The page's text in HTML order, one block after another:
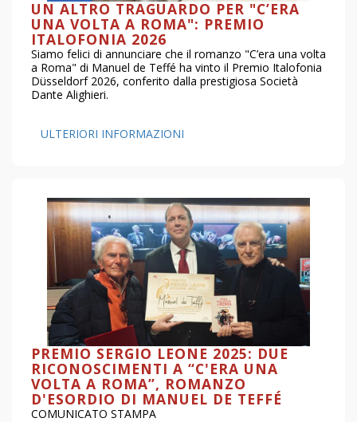
UN ALTRO TRAGUARDO PER "C’ERA
UNA VOLTA A ROMA": PREMIO
ITALOFONIA 2026
Siamo felici di annunciare che il romanzo "C’era una volta
a Roma" di Manuel de Teffé ha vinto il Premio Italofonia
Düsseldorf 2026, conferito dalla prestigiosa Società
Dante Alighieri.
ULTERIORI INFORMAZIONI
PREMIO SERGIO LEONE 2025: DUE
RICONOSCIMENTI A “C'ERA UNA
VOLTA A ROMA”, ROMANZO
D'ESORDIO DI MANUEL DE TEFFÉ
COMUNICATO STAMPA